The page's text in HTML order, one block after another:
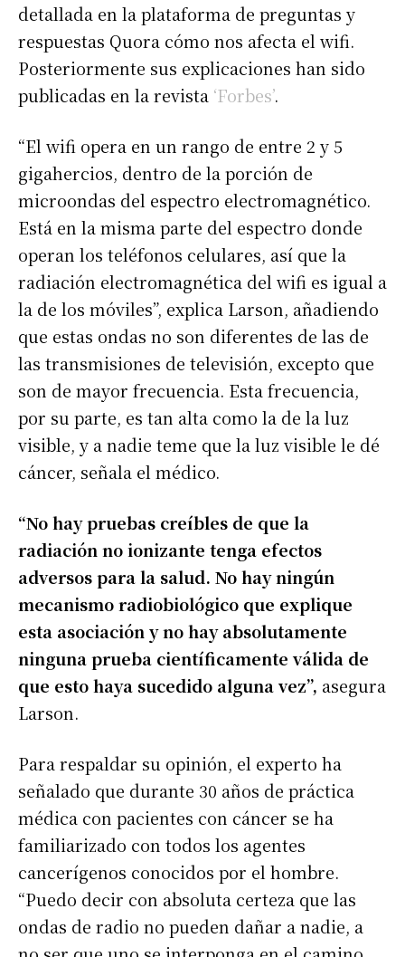
detallada en la plataforma de preguntas y
respuestas Quora cómo nos afecta el wifi.
Posteriormente sus explicaciones han sido
publicadas en la revista ‘Forbes’.
“El wifi opera en un rango de entre 2 y 5
gigahercios, dentro de la porción de
microondas del espectro electromagnético.
Está en la misma parte del espectro donde
operan los teléfonos celulares, así que la
radiación electromagnética del wifi es igual a
la de los móviles”, explica Larson, añadiendo
que estas ondas no son diferentes de las de
las transmisiones de televisión, excepto que
son de mayor frecuencia. Esta frecuencia,
por su parte, es tan alta como la de la luz
visible, y a nadie teme que la luz visible le dé
cáncer, señala el médico.
“No hay pruebas creíbles de que la
radiación no ionizante tenga efectos
adversos para la salud. No hay ningún
mecanismo radiobiológico que explique
esta asociación y no hay absolutamente
ninguna prueba científicamente válida de
que esto haya sucedido alguna vez”, asegura
Larson.
Para respaldar su opinión, el experto ha
señalado que durante 30 años de práctica
médica con pacientes con cáncer se ha
familiarizado con todos los agentes
cancerígenos conocidos por el hombre.
“Puedo decir con absoluta certeza que las
ondas de radio no pueden dañar a nadie, a